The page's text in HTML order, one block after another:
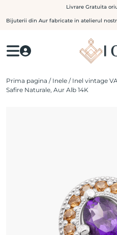
to
Livrare Gratuita
Bijuterii din Aur fabricate in atelierul
Prima pagina / Inele / Inel vintage
Safire Naturale, Aur Alb 14K